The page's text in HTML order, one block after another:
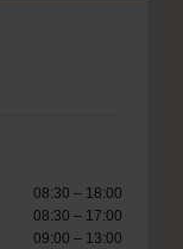
08:30 – 18:00
08:30 – 17:00
09:00 – 13:00